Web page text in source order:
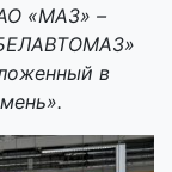
«МАЗ» –
в